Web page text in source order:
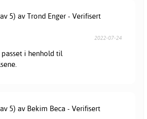
5) av Trond Enger - Verifisert
2022-07-24
i henhold til
5) av Bekim Beca - Verifisert